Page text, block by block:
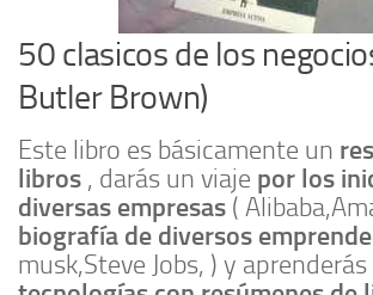
50 clasicos de los
Butler Brown)
Este libro es básicamente un
libros , darás un viaje por los
diversas empresas (
biografía de diversos
musk,Steve Jobs, ) y aprenderás